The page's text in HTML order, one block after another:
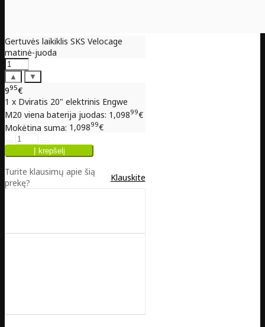
Gertuvės laikiklis SKS Velocage
matinė-juoda
▲ ▼
995€
1 x Dviratis 20" elektrinis Engwe
M20 viena baterija juodas: 1,09899€
Mokėtina suma: 1,09899€
Turite klausimų apie šią
prekę?
Klauskite